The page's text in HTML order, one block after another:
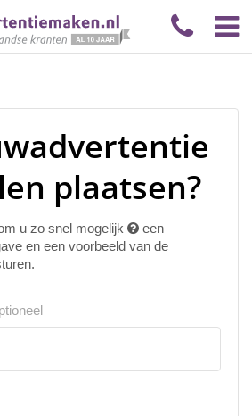
plaatsen?
u zo snel mogelijk
een
en een voorbeeld van de